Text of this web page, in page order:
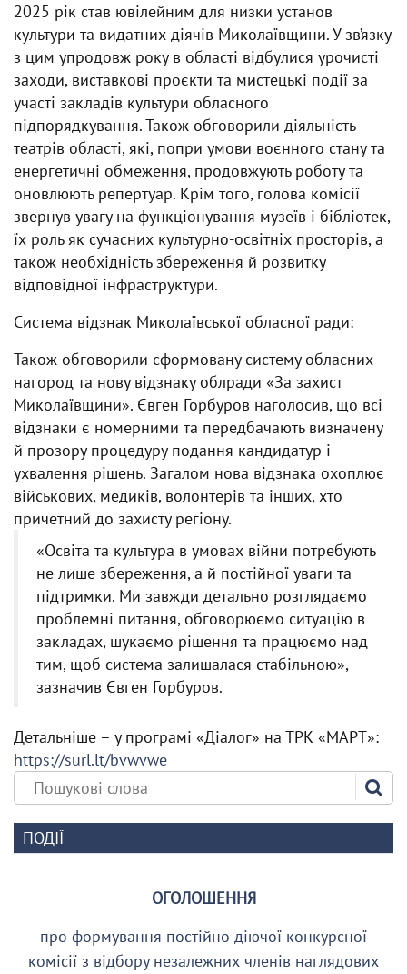
2025 рік став ювілейним для низки установ
культури та видатних діячів Миколаївщини. У зв’язку
з цим упродовж року в області відбулися урочисті
заходи, виставкові проєкти та мистецькі події за
участі закладів культури обласного
підпорядкування. Також обговорили діяльність
театрів області, які, попри умови воєнного стану та
енергетичні обмеження, продовжують роботу та
оновлюють репертуар. Крім того, голова комісії
звернув увагу на функціонування музеїв і бібліотек,
їх роль як сучасних культурно-освітніх просторів, а
також необхідність збереження й розвитку
відповідної інфраструктури.
Система відзнак Миколаївської обласної ради:
Також обговорили сформовану систему обласних
нагород та нову відзнаку облради «За захист
Миколаївщини». Євген Горбуров наголосив, що всі
відзнаки є номерними та передбачають визначену
й прозору процедуру подання кандидатур і
ухвалення рішень. Загалом нова відзнака охоплює
військових, медиків, волонтерів та інших, хто
причетний до захисту регіону.
«Освіта та культура в умовах війни потребують
не лише збереження, а й постійної уваги та
підтримки. Ми завжди детально розглядаємо
проблемні питання, обговорюємо ситуацію в
закладах, шукаємо рішення та працюємо над
тим, щоб система залишалася стабільною», –
зазначив Євген Горбуров.
Детальніше – у програмі «Діалог» на ТРК «МАРТ»:
https://surl.lt/bvwvwe
ПОДІЇ
ОГОЛОШЕННЯ
про формування постійно діючої конкурсної
комісії з відбору незалежних членів наглядових